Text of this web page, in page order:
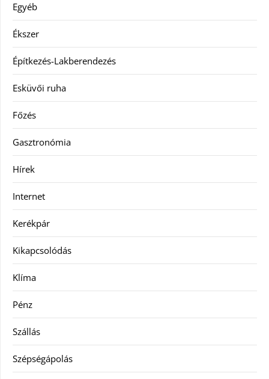
Egyéb
Ékszer
Építkezés-Lakberendezés
Esküvői ruha
Főzés
Gasztronómia
Hírek
Internet
Kerékpár
Kikapcsolódás
Klíma
Pénz
Szállás
Szépségápolás